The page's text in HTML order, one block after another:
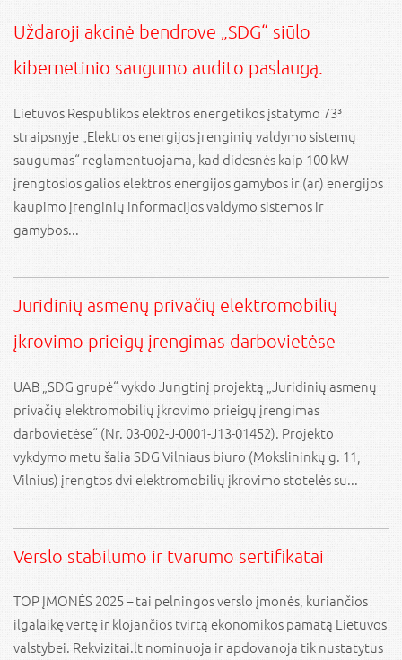
Uždaroji akcinė bendrove „SDG“ siūlo
kibernetinio saugumo audito paslaugą.
Lietuvos Respublikos elektros energetikos įstatymo 73³
straipsnyje „Elektros energijos įrenginių valdymo sistemų
saugumas“ reglamentuojama, kad didesnės kaip 100 kW
įrengtosios galios elektros energijos gamybos ir (ar) energijos
kaupimo įrenginių informacijos valdymo sistemos ir
gamybos...
Juridinių asmenų privačių elektromobilių
įkrovimo prieigų įrengimas darbovietėse
UAB „SDG grupė“ vykdo Jungtinį projektą „Juridinių asmenų
privačių elektromobilių įkrovimo prieigų įrengimas
darbovietėse“ (Nr. 03-002-J-0001-J13-01452). Projekto
vykdymo metu šalia SDG Vilniaus biuro (Mokslininkų g. 11,
Vilnius) įrengtos dvi elektromobilių įkrovimo stotelės su...
Verslo stabilumo ir tvarumo sertifikatai
TOP ĮMONĖS 2025 – tai pelningos verslo įmonės, kuriančios
ilgalaikę vertę ir klojančios tvirtą ekonomikos pamatą Lietuvos
valstybei. Rekvizitai.lt nominuoja ir apdovanoja tik nustatytus